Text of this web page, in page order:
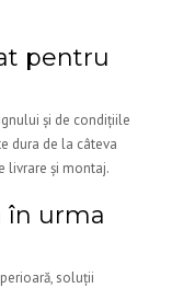
pentru
și de condițiile
dura de la câteva
livrare și montaj.
în urma
soluții